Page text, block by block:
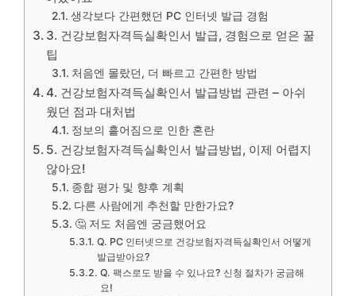
생각보다 간편했던 PC 인터넷 발급 경험
3. 건강보험자격득실확인서 발급, 경험으로 얻은 꿀
팁
처음엔 몰랐던, 더 빠르고 간편한 방법
4. 건강보험자격득실확인서 발급방법 관련 – 아쉬
웠던 점과 대처법
정보의 흩어짐으로 인한 혼란
5. 건강보험자격득실확인서 발급방법, 이제 어렵지
않아요!
종합 평가 및 향후 계획
다른 사람에게 추천할 만한가요?
🤔 저도 처음엔 궁금했어요
Q. PC 인터넷으로 건강보험자격득실확인서 어떻게
발급받아요?
Q. 팩스로도 받을 수 있나요? 신청 절차가 궁금해
요!